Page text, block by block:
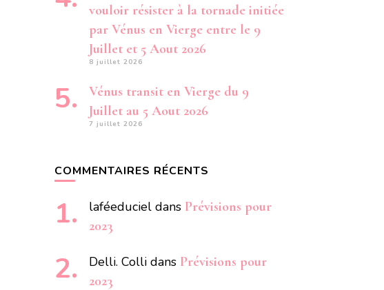
vouloir résister à la tornade initiée
par Vénus en Vierge entre le 9
Juillet et 5 Aout 2026
8 juillet 2026
Vénus transit en Vierge du 9
Juillet au 5 Aout 2026
7 juillet 2026
COMMENTAIRES RÉCENTS
laféeduciel dans Prévisions pour
2023
Delli. Colli dans Prévisions pour
2023